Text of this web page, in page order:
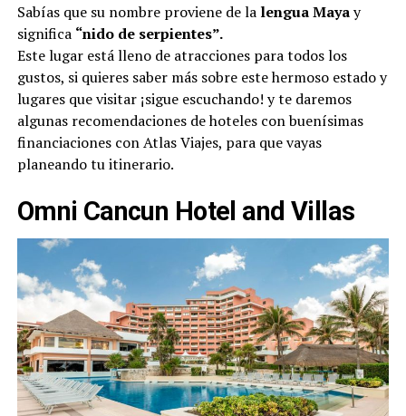
Sabías que su nombre proviene de la lengua Mayay
significa “nido de serpientes”.
Este lugar está lleno de atracciones para todos los
gustos, si quieres saber más sobre este hermoso estado y
lugares que visitar ¡sigue escuchando! y te daremos
algunas recomendaciones de hoteles con buenísimas
financiaciones con Atlas Viajes, para que vayas
planeando tu itinerario.
Omni Cancun Hotel and Villas